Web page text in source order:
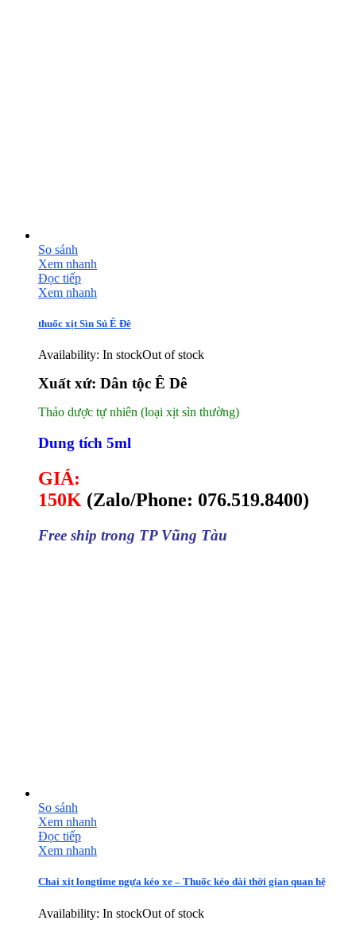
So sánh
Xem nhanh
Đọc tiếp
Xem nhanh
thuốc xịt Sìn Sú Ê Đê
Availability: In stockOut of stock
Xuất xứ: Dân tộc Ê Dê
Thảo dược tự nhiên (loại xịt sìn thường)
Dung tích 5ml
GIÁ:
150K (Zalo/Phone: 076.519.8400)
Free ship trong TP Vũng Tàu
So sánh
Xem nhanh
Đọc tiếp
Xem nhanh
Chai xịt longtime ngựa kéo xe – Thuốc kéo dài thời gian quan hệ
Availability: In stockOut of stock